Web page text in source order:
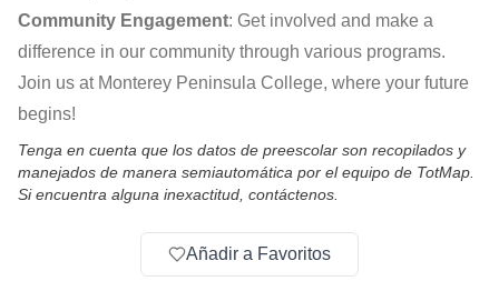
Community Engagement: Get involved and make a
difference in our community through various programs.
Join us at Monterey Peninsula College, where your future
begins!
Tenga en cuenta que los datos de preescolar son recopilados y
manejados de manera semiautomática por el equipo de TotMap.
Si encuentra alguna inexactitud, contáctenos.
Añadir a Favoritos